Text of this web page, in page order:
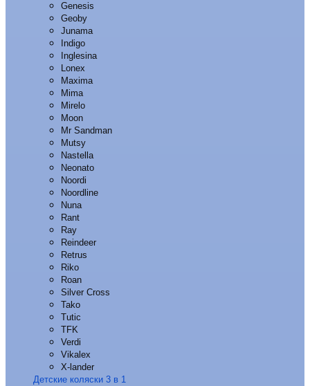
Genesis
Geoby
Junama
Indigo
Inglesina
Lonex
Maxima
Mima
Mirelo
Moon
Mr Sandman
Mutsy
Nastella
Neonato
Noordi
Noordline
Nuna
Rant
Ray
Reindeer
Retrus
Riko
Roan
Silver Cross
Tako
Tutic
TFK
Verdi
Vikalex
X-lander
Детские коляски 3 в 1